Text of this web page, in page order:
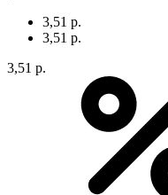
3,51 р.
3,51 р.
3,51 р.